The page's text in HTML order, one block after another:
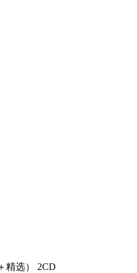
精选） 2CD